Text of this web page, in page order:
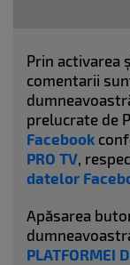
Prin activarea
comentarii
prelucrate de
Facebook
PRO TV,
datelor
Apăsarea
PLATFORMEI